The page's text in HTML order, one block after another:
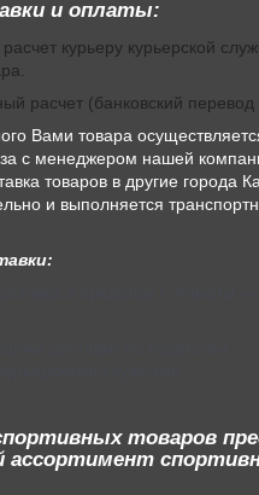
и оплаты:
курьеру курьерской
расчет (банковский перевод
Вами товара
с менеджером нашей
товаров в другие города
и выполняется
товаров
ассортимент